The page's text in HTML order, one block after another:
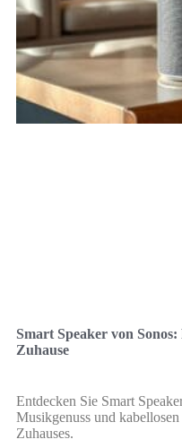
Smart Speaker von
Zuhause
Entdecken Sie Smart
Musikgenuss und
Zuhauses.